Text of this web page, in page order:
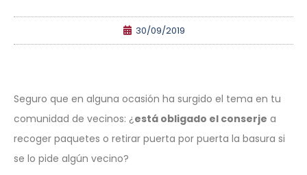
30/09/2019
Seguro que en alguna ocasión ha surgido el tema en tu
comunidad de vecinos: ¿está obligado el conserje a
recoger paquetes o retirar puerta por puerta la basura si
se lo pide algún vecino?